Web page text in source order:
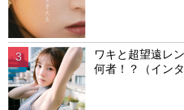
ワキと超望遠レ
何者！？（インタ